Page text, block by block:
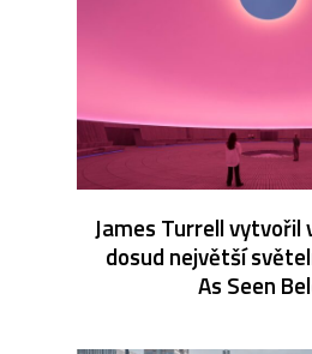
James Turrell vytvořil
dosud největší
As Seen